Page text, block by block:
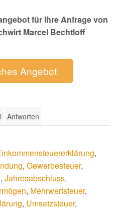
für Ihre Anfrage von
Marcel Bechtloff
Angebot
Antworten
,
, Gewerbesteuer,
, Jahresabschluss,
, Mehrwertsteuer,
, Umsatzsteuer,